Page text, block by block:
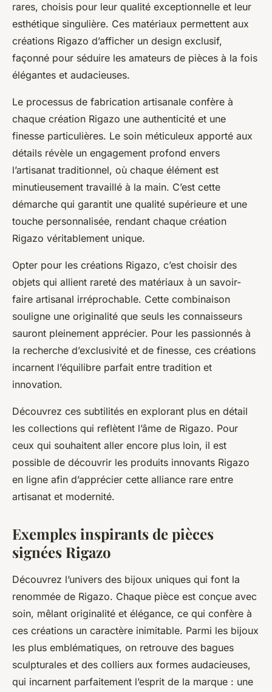
rares, choisis pour leur qualité exceptionnelle et leur
esthétique singulière. Ces matériaux permettent aux
créations Rigazo d’afficher un design exclusif,
façonné pour séduire les amateurs de pièces à la fois
élégantes et audacieuses.
Le processus de fabrication artisanale confère à
chaque création Rigazo une authenticité et une
finesse particulières. Le soin méticuleux apporté aux
détails révèle un engagement profond envers
l’artisanat traditionnel, où chaque élément est
minutieusement travaillé à la main. C’est cette
démarche qui garantit une qualité supérieure et une
touche personnalisée, rendant chaque création
Rigazo véritablement unique.
Opter pour les créations Rigazo, c’est choisir des
objets qui allient rareté des matériaux à un savoir-
faire artisanal irréprochable. Cette combinaison
souligne une originalité que seuls les connaisseurs
sauront pleinement apprécier. Pour les passionnés à
la recherche d’exclusivité et de finesse, ces créations
incarnent l’équilibre parfait entre tradition et
innovation.
Découvrez ces subtilités en explorant plus en détail
les collections qui reflètent l’âme de Rigazo. Pour
ceux qui souhaitent aller encore plus loin, il est
possible de découvrir les produits innovants Rigazo
en ligne afin d’apprécier cette alliance rare entre
artisanat et modernité.
Exemples inspirants de pièces
signées Rigazo
Découvrez l’univers des bijoux uniques qui font la
renommée de Rigazo. Chaque pièce est conçue avec
soin, mêlant originalité et élégance, ce qui confère à
ces créations un caractère inimitable. Parmi les bijoux
les plus emblématiques, on retrouve des bagues
sculpturales et des colliers aux formes audacieuses,
qui incarnent parfaitement l’esprit de la marque : une